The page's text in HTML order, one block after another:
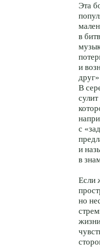
Эта
в
и
В
с
и
в
Если
но